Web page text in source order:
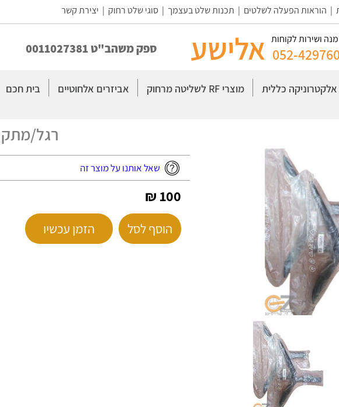
| הוראות הפעלה לשלטים | תכנות שלט בעצמך |סוגי שלט רחוק | יצירת קשר
ושירות לקוחות
052- אלישע ספק משהב"ט 0011027381
אלקטרוניקה כללית מוצרי RF לשליטה מרחוק אביזרים אלחוטיים בית חכם
רגל/
שאל אותנו על מוצר זה
100 ₪
הוסף לסל הזמן עכשיו